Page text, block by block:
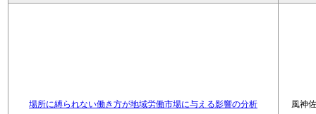
場所に縛られない働き方が地域労働市場に与える影響の分析 風神